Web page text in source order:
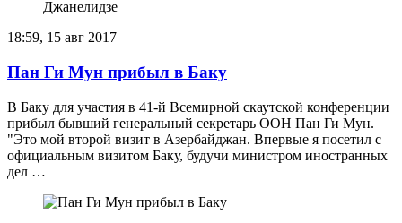
18:59, 15 авг 2017
Пан Ги Мун прибыл в Баку
В Баку для участия в 41-й Всемирной скаутской конференции
прибыл бывший генеральный секретарь ООН Пан Ги Мун.
"Это мой второй визит в Азербайджан. Впервые я посетил с
официальным визитом Баку, будучи министром иностранных
дел …